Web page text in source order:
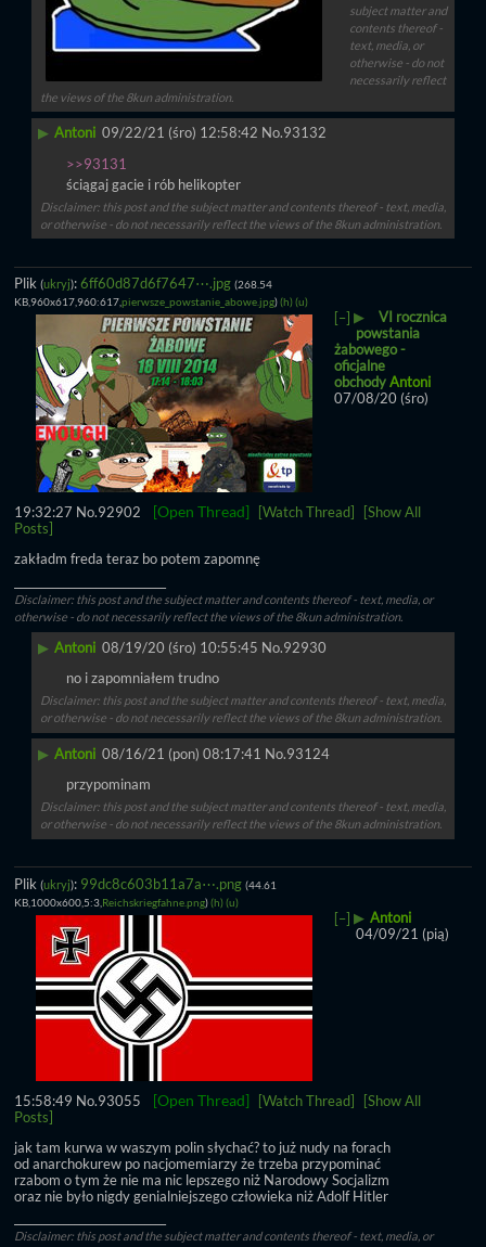
subject matter and
contents thereof -
text, media, or
otherwise - do not
necessarily reflect
the views of the 8kun administration.
▶ Antoni 09/22/21 (śro) 12:58:42 No.93132
>>93131
ściągaj gacie i rób helikopter
Disclaimer: this post and the subject matter and contents thereof - text, media,
or otherwise - do not necessarily reflect the views of the 8kun administration.
Plik (ukryj):6ff60d87d6f7647⋯.jpg (268.54
KB,960x617,960:617,pierwsze_powstanie_abowe.jpg)(h)(u)
[–] ▶
VI rocznica
powstania
żabowego -
oficjalne
obchodyAntoni
07/08/20 (śro)
19:32:27 No.92902 [Open Thread] [Watch Thread]
[Show All
Posts]
zakładm freda teraz bo potem zapomnę
Disclaimer: this post and the subject matter and contents thereof - text, media, or
otherwise - do not necessarily reflect the views of the 8kun administration.
▶ Antoni 08/19/20 (śro) 10:55:45 No.92930
no i zapomniałem trudno
Disclaimer: this post and the subject matter and contents thereof - text, media,
or otherwise - do not necessarily reflect the views of the 8kun administration.
▶ Antoni 08/16/21 (pon) 08:17:41 No.93124
przypominam
Disclaimer: this post and the subject matter and contents thereof - text, media,
or otherwise - do not necessarily reflect the views of the 8kun administration.
Plik (ukryj): 99dc8c603b11a7a⋯.png (44.61
KB,1000x600,5:3, Reichskriegfahne.png)(h)(u)
[–] ▶ Antoni
04/09/21 (pią)
15:58:49 No.93055 [Open Thread] [Watch Thread]
[Show All
Posts]
jak tam kurwa w waszym polin słychać? to już nudy na forach
od anarchokurew po nacjomemiarzy że trzeba przypominać
rzabom o tym że nie ma nic lepszego niż Narodowy Socjalizm
oraz nie było nigdy genialniejszego człowieka niż Adolf Hitler
Disclaimer: this post and the subject matter and contents thereof - text, media, or